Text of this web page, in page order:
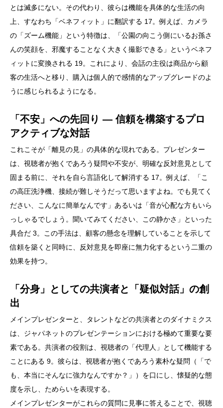
とは滅多にない。その代わり、彼らは機能を具体的な生活の向
上、すなわち「ベネフィット」に翻訳する 17。例えば、カメラ
の「ズーム機能」という特徴は、「公園の向こう側にいるお孫さ
んの笑顔を、邪魔することなく大きく撮影できる」というベネフ
ィットに変換される 19。これにより、会話の主役は商品から顧
客の生活へと移り、購入は個人的で感情的なアップグレードのよ
うに感じられるようになる。
「不安」への先回り ― 信頼を構築するプロ
アクティブな対話
これこそが「離見の見」の具体的な現れである。プレゼンター
は、視聴者が抱くであろう疑問や不安が、明確な反対意見として
固まる前に、それを自ら言語化して解消する 17。例えば、「こ
の高圧洗浄機、接続が難しそうだって思いますよね。でも見てく
ださい、こんなに簡単なんです」あるいは「音が心配な方もいら
っしゃるでしょう。聞いてみてください、この静かさ」といった
具合だ 3。この手法は、顧客の懸念を理解していることを示して
信頼を築くと同時に、反対意見を即座に無力化するという二重の
効果を持つ。
「分身」としての共演者と「疑似対話」の創
出
メインプレゼンターと、タレントなどの共演者とのダイナミクス
は、ジャパネットのプレゼンテーションにおける極めて重要な要
素である。共演者の役割は、視聴者の「代理人」として機能する
ことにある 9。彼らは、視聴者が抱くであろう素朴な疑問（「で
も、本当にそんなに強力なんですか？」）を口にし、懐疑的な態
度を示し、ためらいを表現する。
メインプレゼンターがこれらの質問に見事に答えることで、視聴